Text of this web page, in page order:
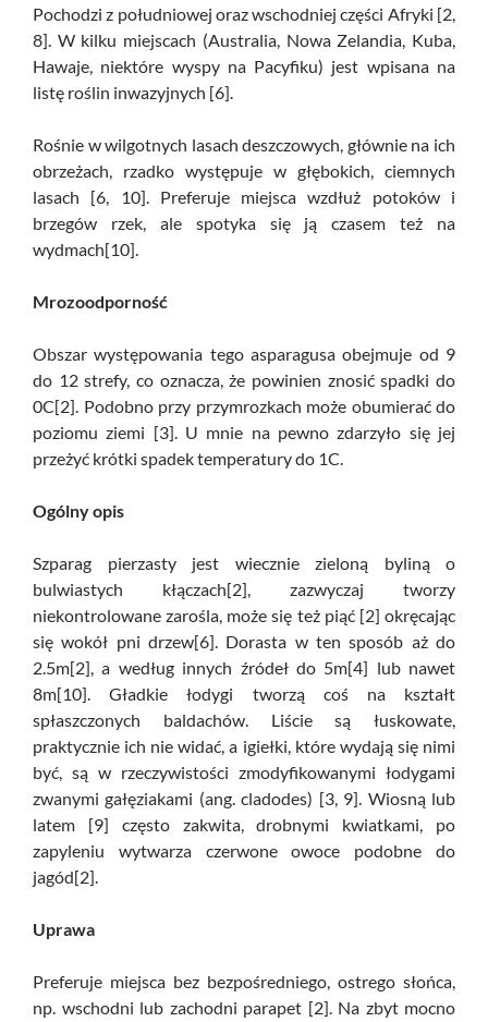
Pochodzi z południowej oraz wschodniej części Afryki [2,
8]. W kilku miejscach (Australia, Nowa Zelandia, Kuba,
Hawaje, niektóre wyspy na Pacyfiku) jest wpisana na
listę roślin inwazyjnych [6].
Rośnie w wilgotnych lasach deszczowych, głównie na ich
obrzeżach, rzadko występuje w głębokich, ciemnych
lasach [6, 10]. Preferuje miejsca wzdłuż potoków i
brzegów rzek, ale spotyka się ją czasem też na
wydmach[10].
Mrozoodporność
Obszar występowania tego asparagusa obejmuje od 9
do 12 strefy, co oznacza, że powinien znosić spadki do
0C[2]. Podobno przy przymrozkach może obumierać do
poziomu ziemi [3]. U mnie na pewno zdarzyło się jej
przeżyć krótki spadek temperatury do 1C.
Ogólny opis
Szparag pierzasty jest wiecznie zieloną byliną o
bulwiastych kłączach[2], zazwyczaj tworzy
niekontrolowane zarośla, może się też piąć [2] okręcając
się wokół pni drzew[6]. Dorasta w ten sposób aż do
2.5m[2], a według innych źródeł do 5m[4] lub nawet
8m[10]. Gładkie łodygi tworzą coś na kształt
spłaszczonych baldachów. Liście są łuskowate,
praktycznie ich nie widać, a igiełki, które wydają się nimi
być, są w rzeczywistości zmodyfikowanymi łodygami
zwanymi gałęziakami (ang. cladodes) [3, 9]. Wiosną lub
latem [9] często zakwita, drobnymi kwiatkami, po
zapyleniu wytwarza czerwone owoce podobne do
jagód[2].
Uprawa
Preferuje miejsca bez bezpośredniego, ostrego słońca,
np. wschodni lub zachodni parapet [2]. Na zbyt mocno